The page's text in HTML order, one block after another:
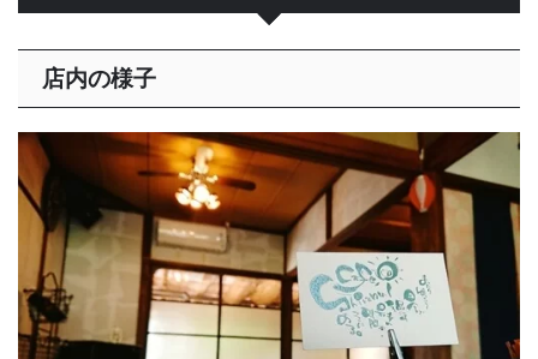
店内の様子